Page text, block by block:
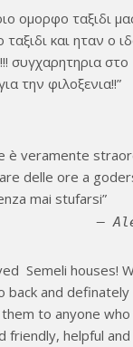
ομορφο ταξιδι
ταξιδι και ηταν ο
συγχαρητηρια στο
την φιλοξενια!!
è veramente
delle ore a
mai stufarsi
Semeli houses!
back and definately
to anyone who
friendly, helpful and